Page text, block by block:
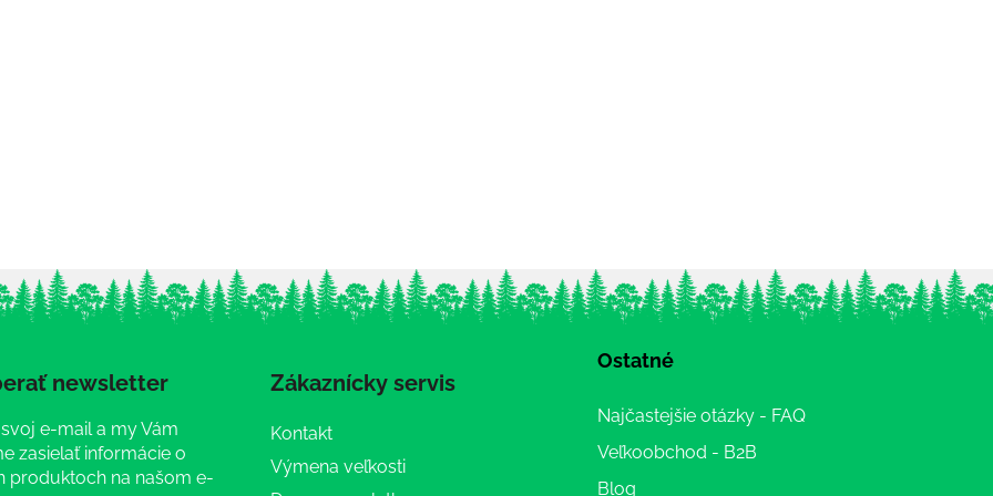
newsletter
e-mail a my Vám
zasielať informácie o
produktoch na našom e-
Zákaznícky servis
Kontakt
Výmena veľkosti
Ostatné
Najčastejšie otázky - FAQ
Veľkoobchod - B2B
Blog